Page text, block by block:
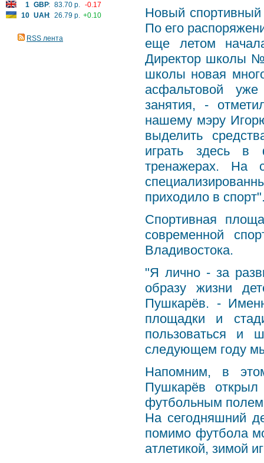
1 GBP: 83.70 р. -0.17
10 UAH: 26.79 р. +0.10
RSS лента
Новый спортивный
По его
еще летом
Директор школы
школы новая
асфальтовой
занятия, -
нашему мэру
выделить
играть здесь в
тренажерах. На
приходило в
Спортивная
современной
Владивостока.
"Я лично - за
образу жизни
Пушкарёв. -
площадки и
пользоваться и
следующем году
Напомним, в
Пушкарёв
футбольным
На сегодняшний
помимо футбола
атлетикой, зимой